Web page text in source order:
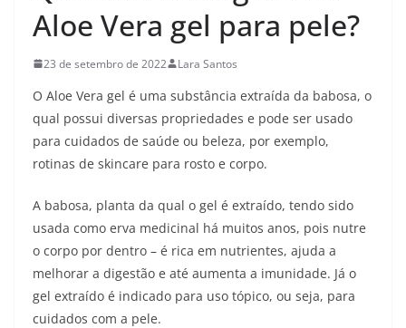
Aloe Vera gel para pele?
23 de setembro de 2022 Lara Santos
O Aloe Vera gel é uma substância extraída da babosa, o
qual possui diversas propriedades e pode ser usado
para cuidados de saúde ou beleza, por exemplo,
rotinas de skincare para rosto e corpo.
A babosa, planta da qual o gel é extraído, tendo sido
usada como erva medicinal há muitos anos, pois nutre
o corpo por dentro – é rica em nutrientes, ajuda a
melhorar a digestão e até aumenta a imunidade. Já o
gel extraído é indicado para uso tópico, ou seja, para
cuidados com a pele.